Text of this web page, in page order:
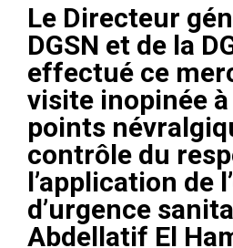
Le Directeur
DGSN et de la
effectué ce
visite inopinée
points
contrôle du
l’application de
d’urgence
Abdellatif El